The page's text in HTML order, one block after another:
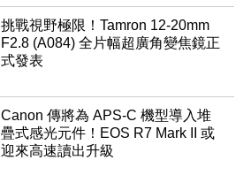
挑戰視野極限！Tamron 12-20mm
F2.8 (A084) 全片幅超廣角變焦鏡正
式發表
Canon 傳將為 APS-C 機型導入堆
疊式感光元件！EOS R7 Mark II 或
迎來高速讀出升級